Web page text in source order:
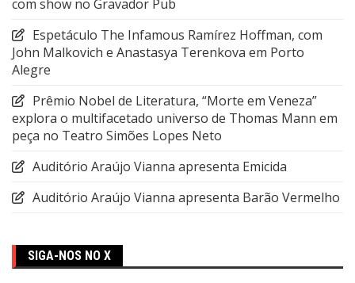
com show no Gravador Pub
Espetáculo The Infamous Ramírez Hoffman, com
John Malkovich e Anastasya Terenkova em Porto
Alegre
Prêmio Nobel de Literatura, “Morte em Veneza”
explora o multifacetado universo de Thomas Mann em
peça no Teatro Simões Lopes Neto
Auditório Araújo Vianna apresenta Emicida
Auditório Araújo Vianna apresenta Barão Vermelho
SIGA-NOS NO X